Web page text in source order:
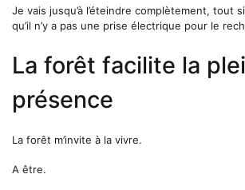
Je vais jusqu’à l’éteindre complètement, tout
qu’il n’y a pas une prise électrique pour le
La forêt facilite la
présence
La forêt m’invite à la vivre.
A être.